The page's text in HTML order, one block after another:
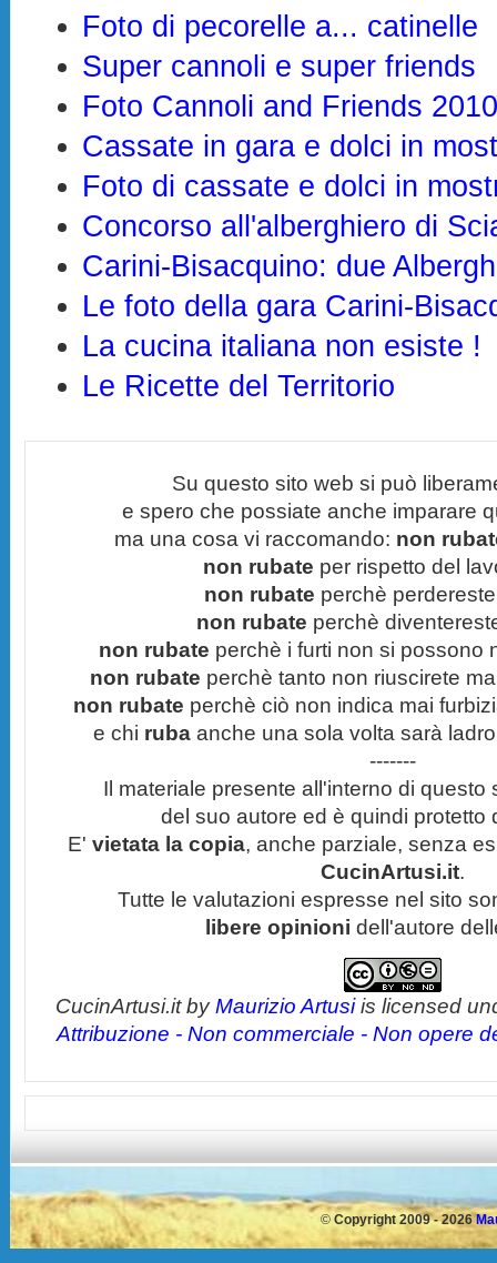
Foto di pecorelle a... catinelle
Super cannoli e super friends
Foto Cannoli and Friends
Cassate in gara e dolci in
Foto di cassate e dolci in
Concorso all'alberghiero di
Carini-Bisacquino: due
Le foto della gara Carini-
La cucina italiana non esiste !
Le Ricette del Territorio
Su questo sito web si può
e spero che possiate anche imparare
ma una cosa vi raccomando: non
non rubate per rispetto del
non rubate perchè
non rubate perchè
non rubate perchè i furti non si possono
non rubate perchè tanto non riuscirete
non rubate perchè ciò non indica mai
e chi ruba anche una sola volta sarà
-------
Il materiale presente all'interno di questo
del suo autore ed è quindi protetto
E' vietata la copia, anche parziale, senza
CucinArtusi.it.
Tutte le valutazioni espresse nel sito
libere opinioni dell'autore
CucinArtusi.itbyMaurizio Artusiis licensed
Attribuzione - Non commerciale - Non opere
© Copyright 2009 - 2026